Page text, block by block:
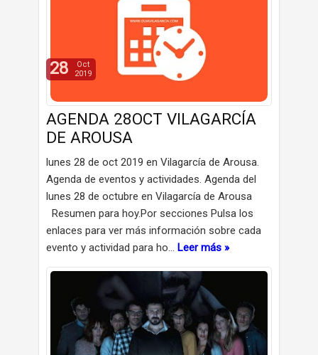
AGENDA 28OCT VILAGARCÍA
DE AROUSA
lunes 28 de oct 2019 en Vilagarcía de Arousa.
Agenda de eventos y actividades. Agenda del
lunes 28 de octubre en Vilagarcía de Arousa
Resumen para hoy.Por secciones Pulsa los
enlaces para ver más información sobre cada
evento y actividad para ho… Leer más »
28
Oct
2019